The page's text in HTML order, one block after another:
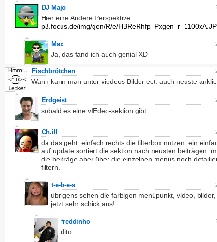
DJ Majo
Hier eine Andere Perspektive:
p3.focus.de/img/gen/R/e/
Max
Ja, das fand ich auch genial XD
Fischbrötchen
Wann kann man unter viedeos Bilder ect. auch neuste
Erdgeist
sobald es eine vIEdeo-sektion gibt
Ch.ill
da das geht. einfach rechts die filterbox nutzen. ein
auf update sortiert die sektion nach neusten beiträgen.
die beiträge aber über die einzelnen menüs noch
filtern.
t-e-b-e-s
übrigens sehen die farbigen menüpunkt, video,
jetzt sehr schick aus!
freddinho
dito